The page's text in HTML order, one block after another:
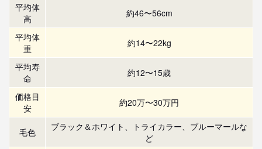
平均体
高
約46〜56cm
平均体
重
約14〜22kg
平均寿
命
約12〜15歳
価格目
安
約20万〜30万円
毛色
ブラック＆ホワイト、トライカラー、ブルーマールな
ど